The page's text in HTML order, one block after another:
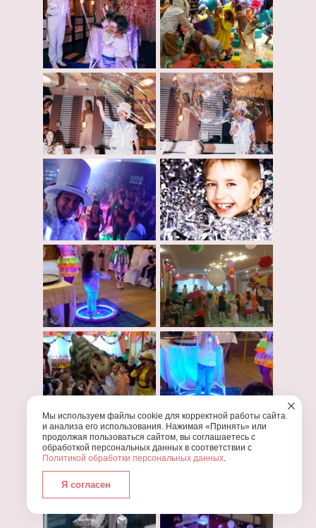
Мы используем файлы cookie для корректной работы сайта
и анализа его использования. Нажимая «Принять» или
продолжая пользоваться сайтом, вы соглашаетесь с
обработкой персональных данных в соответствии с
Политикой обработки персональных данных.
Я согласен